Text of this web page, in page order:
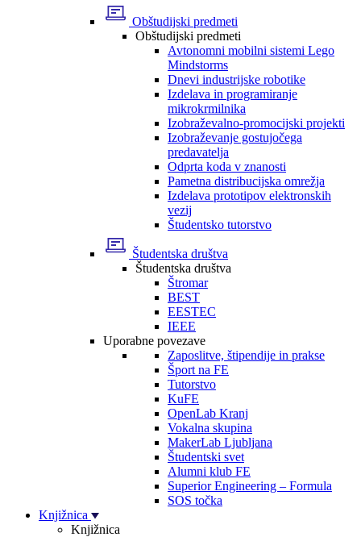
Obštudijski predmeti
Obštudijski predmeti
Avtonomni mobilni sistemi Lego
Mindstorms
Dnevi industrijske robotike
Izdelava in programiranje
mikrokrmilnika
Izobraževalno-promocijski projekti
Izobraževanje gostujočega
predavatelja
Odprta koda v znanosti
Pametna distribucijska omrežja
Izdelava prototipov elektronskih
vezij
Študentsko tutorstvo
Študentska društva
Študentska društva
Štromar
BEST
EESTEC
IEEE
Uporabne povezave
Zaposlitve, štipendije in prakse
Šport na FE
Tutorstvo
KuFE
OpenLab Kranj
Vokalna skupina
MakerLab Ljubljana
Študentski svet
Alumni klub FE
Superior Engineering – Formula
SOS točka
Knjižnica
Knjižnica